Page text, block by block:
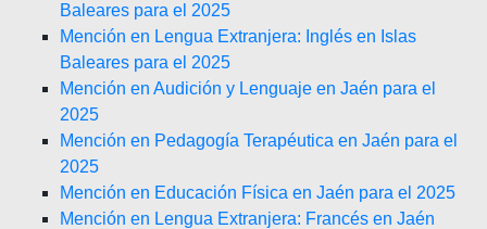
Baleares para el 2025
Mención en Lengua Extranjera: Inglés en Islas
Baleares para el 2025
Mención en Audición y Lenguaje en Jaén para el
2025
Mención en Pedagogía Terapéutica en Jaén para el
2025
Mención en Educación Física en Jaén para el 2025
Mención en Lengua Extranjera: Francés en Jaén